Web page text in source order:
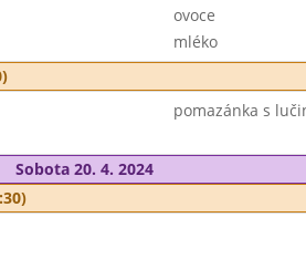
ovoce
mléko
pomazánka s
Sobota 20. 4. 2024